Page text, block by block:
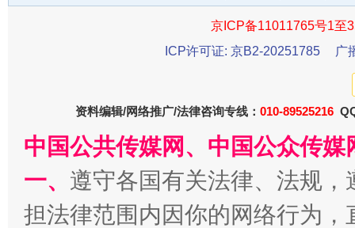
魏明亮
京ICP备11011765号1至
ICP许可证: 京B2-20251785
广
资料编辑/网络推广/法律咨询专线： 010-89525216
中国公共传媒网、中国公众传
一、 遵守各国有关法律、法规
担法律范围内因你的网络行为